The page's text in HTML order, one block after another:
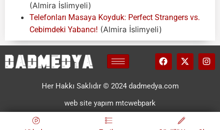
(Almira İslimyeli)
Telefonları Masaya Koyduk: Perfect Strangers vs.
Cebimdeki Yabancı! (Almira İslimyeli)
Her Hakkı Saklıdır © 2024 dadmedya.com
web site yapım mtcwebpark